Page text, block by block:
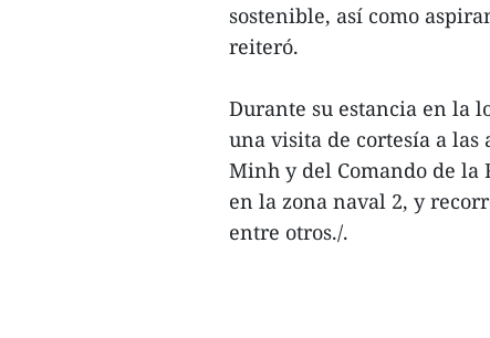
sostenible, así como
reiteró.
Durante su estancia en la
una visita de cortesía a las
Minh y del Comando de la
en la zona naval 2, y
entre otros./.